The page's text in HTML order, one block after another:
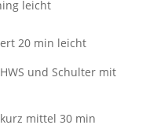
leicht
20 min leicht
und Schulter mit
mittel 30 min